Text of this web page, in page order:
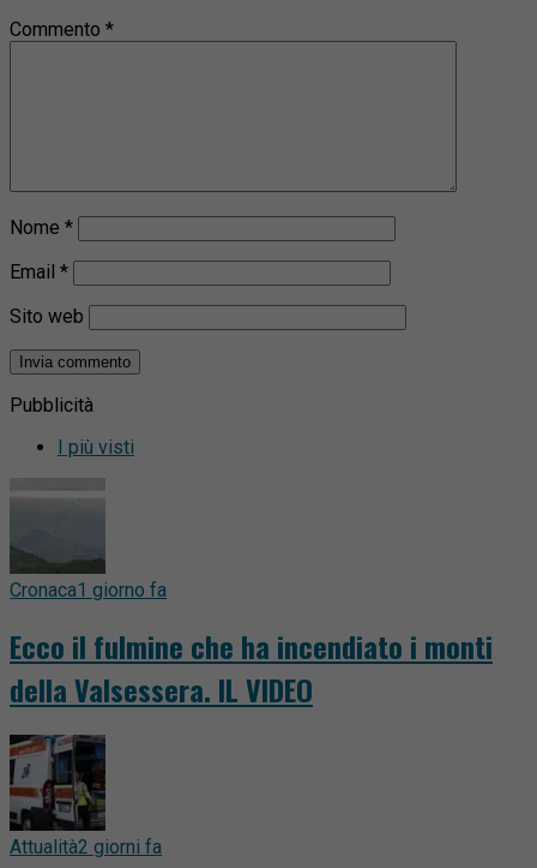
Commento *
Nome *
Email *
Sito web
Pubblicità
I più visti
Cronaca1 giorno fa
Ecco il fulmine che ha incendiato i monti
della Valsessera. IL VIDEO
Attualità2 giorni fa